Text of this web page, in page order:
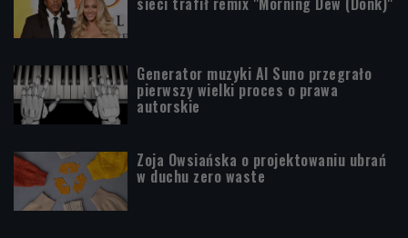
Generator muzyki AI Suno przegrało
pierwszy wielki proces o prawa
autorskie
Zoja Owsiańska o projektowaniu ubrań
w duchu zero waste